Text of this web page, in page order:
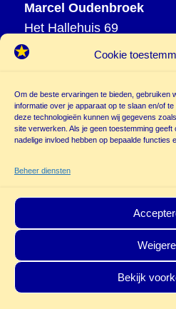
Cookie
Om de beste ervaringen te bieden, gebruiken
informatie over je apparaat op te slaan en/of
deze technologieën kunnen wij gegevens
site verwerken. Als je geen toestemming
nadelige invloed hebben op bepaalde functies
Beheer diensten
Bekijk
Marcel Oudenbroek
Het Hallehuis 69
3823 VH Amersfoort
M 06 20 26 94 61
info@
© Copyright - Poppentheater Cassiopeia |
reCAPTCHA and the GooglePrivacy Policy